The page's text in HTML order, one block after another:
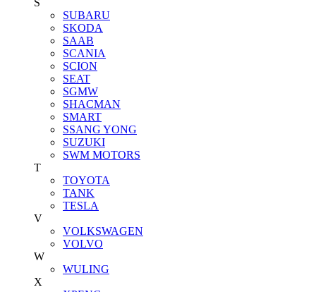
SUBARU
SKODA
SAAB
SCANIA
SCION
SEAT
SGMW
SHACMAN
SMART
SSANG YONG
SUZUKI
SWM MOTORS
T
TOYOTA
TANK
TESLA
V
VOLKSWAGEN
VOLVO
W
WULING
X